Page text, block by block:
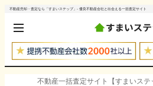
不動産売却・査定なら「すまいステップ」- 優良不動産会社と出会える一括査定サイト
不動産一括査定サイト【すまいステ